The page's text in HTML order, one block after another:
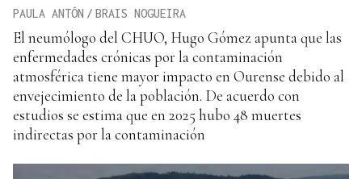
PAULA ANTÓN / BRAIS NOGUEIRA
El neumólogo del CHUO, Hugo Gómez apunta que las
enfermedades crónicas por la contaminación
atmosférica tiene mayor impacto en Ourense debido al
envejecimiento de la población. De acuerdo con
estudios se estima que en 2025 hubo 48 muertes
indirectas por la contaminación